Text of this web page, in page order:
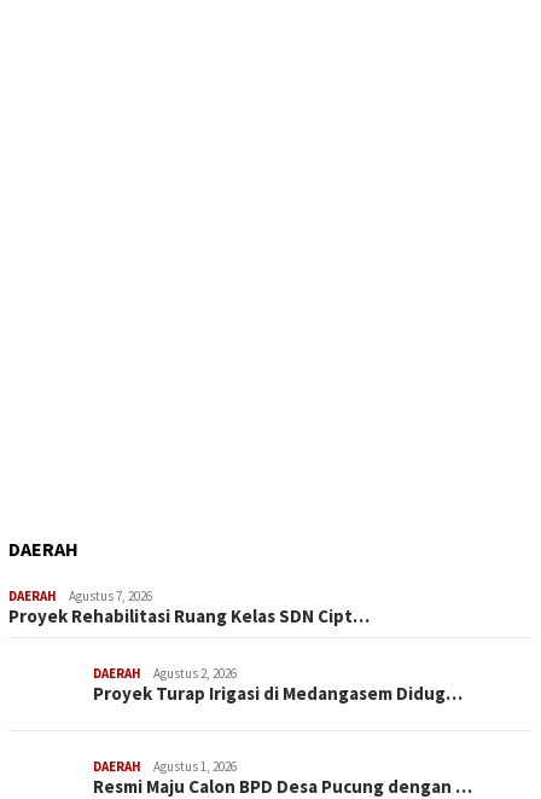
DAERAH
DAERAH Agustus 7, 2026
Proyek Rehabilitasi Ruang Kelas SDN Cipt…
DAERAH Agustus 2, 2026
Proyek Turap Irigasi di Medangasem Didug…
DAERAH Agustus 1, 2026
Resmi Maju Calon BPD Desa Pucung dengan …